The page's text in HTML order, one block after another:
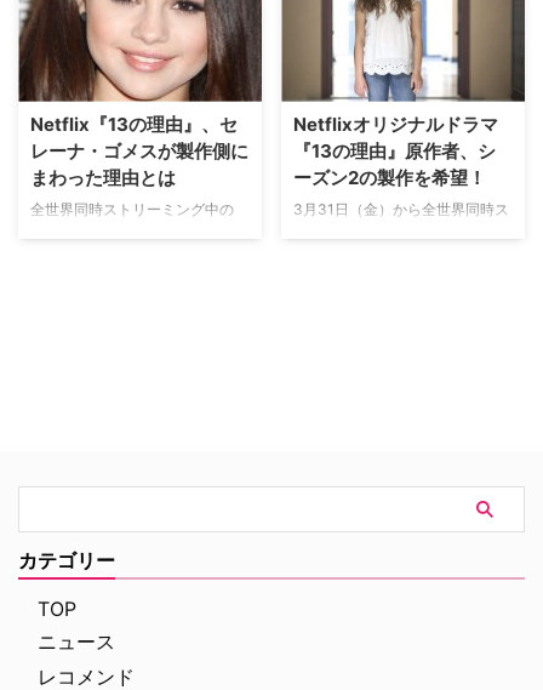
ンナは、前シーズンとはかなり違
った役柄になる」と語っている。
米Entertainment Weeklyが報じ
た。 【関連記事】Netflix、2017
年を振り返る…
自殺を図った高校生のハンナ・ベ
イカーが、命を絶つ前に友人クレ
イを含む13人にカセットテープ
を送っていたが、そのテープに
は、彼…
Netflix『13の理由』、セ
レーナ・ゴメスが製作側に
まわった理由とは
全世界同時ストリーミング中の
Netflixオリジナルドラマ
『13の理由』原作者、シ
ーズン2の製作を希望！
3月31日（金）から全世界同時ス
カテゴリー
TOP
ニュース
レコメンド